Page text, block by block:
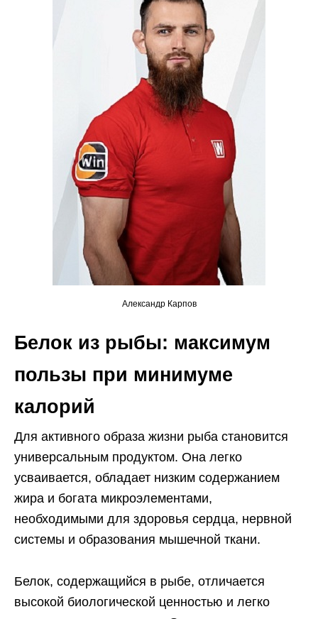
Александр Карпов
Белок из рыбы: максимум
пользы при минимуме
калорий
Для активного образа жизни рыба становится
универсальным продуктом. Она легко
усваивается, обладает низким содержанием
жира и богата микроэлементами,
необходимыми для здоровья сердца, нервной
системы и образования мышечной ткани.
Белок, содержащийся в рыбе, отличается
высокой биологической ценностью и легко